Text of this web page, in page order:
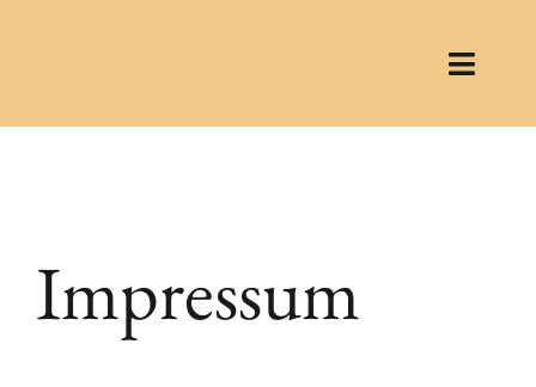
Toggle
Über mich
Impressum